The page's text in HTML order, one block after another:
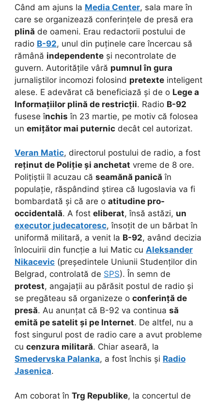
Când am ajuns la Media Center, sala mare în
care se organizează conferințele de presă era
plină de oameni. Erau redactorii postului de
radio B-92, unul din puținele care încercau să
rămână independente și necontrolate de
guvern. Autoritățile vâră pumnul în gura
jurnaliștilor incomozi folosind pretexte inteligent
alese. E adevărat că beneficiază și de o Lege a
Informațiilor plină de restricții. Radio B-92
fusese închis în 23 martie, pe motiv că folosea
un emițător mai puternic decât cel autorizat.
Veran Matic, directorul postului de radio, a fost
reținut de Poliție și anchetat vreme de 8 ore.
Polițiștii îl acuzau că seamănă panică în
populație, răspândind știrea că Iugoslavia va fi
bombardată și că are o atitudine pro-
occidentală. A fost eliberat, însă astăzi, un
executor judecatoresc, însoțit de un bărbat în
uniformă militară, a venit la B-92, având decizia
înlocuirii din funcție a lui Matic cu Aleksander
Nikacevic (președintele Uniunii Studenților din
Belgrad, controlată de SPS). În semn de
protest, angajații au părăsit postul de radio și
se pregăteau să organizeze o conferință de
presă. Au anunțat că B-92 va continua să
emită pe satelit și pe Internet. De altfel, nu a
fost singurul post de radio care a avut probleme
cu cenzura militară. Chiar aseară, la
Smedervska Palanka, a fost închis și Radio
Jasenica.
Am coborat în Trg Republike, la concertul de